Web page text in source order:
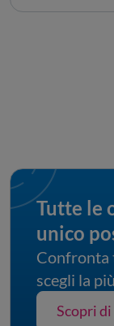
Tutte le
unico
Confronta
scegli la
Scopri